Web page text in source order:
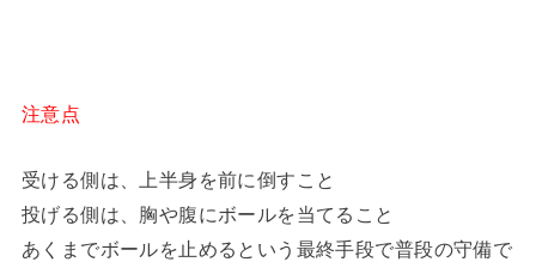
注意点
受ける側は、上半身を前に倒すこと
投げる側は、胸や腹にボールを当てること
あくまでボールを止めるという最終手段で普段の守備で